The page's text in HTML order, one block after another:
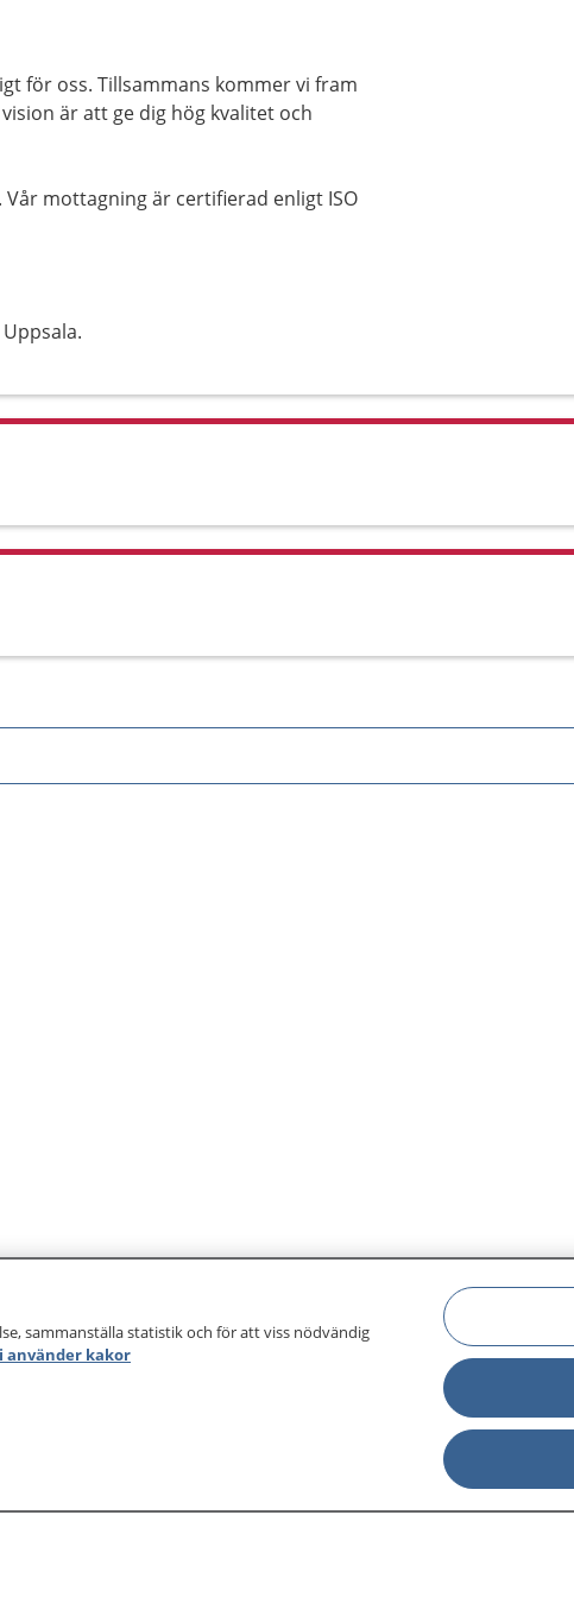
för oss. Tillsammans kommer vi fram
är att ge dig hög kvalitet och
mottagning är certifierad enligt ISO
sammanställa statistik och för att viss nödvändig
använder kakor